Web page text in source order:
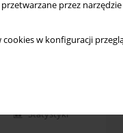
przez
w konfiguracji
z
Statystyki